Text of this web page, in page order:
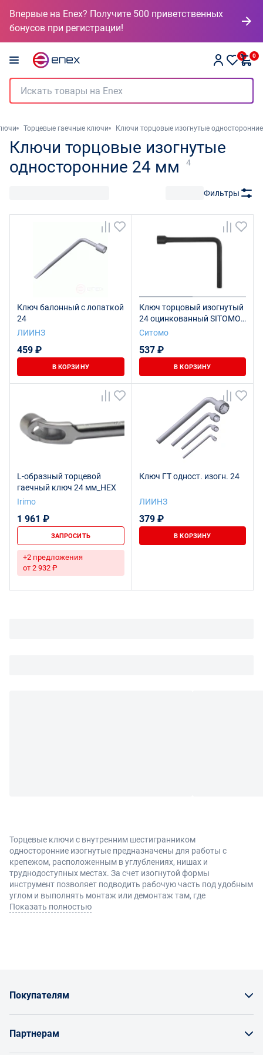
Впервые на Enex? Получите 500 приветственных
бонусов при регистрации!
0 0
Торцевые гаечные ключи Ключи торцовые изогнутые односторонние
Ключи торцовые изогнутые
односторонние 24 мм
4
Фильтры
Ключ балонный с лопаткой
24
ЛИИНЗ
459 ₽
В КОРЗИНУ
Ключ торцовый изогнутый
24 оцинкованный SITOMO
BELARUS
Ситомо
537 ₽
В КОРЗИНУ
L-образный торцевой
гаечный ключ 24 мм_HEX
Irimo
1 961 ₽
ЗАПРОСИТЬ
+2 предложения
от 2 932 ₽
Ключ ГТ одност. изогн. 24
ЛИИНЗ
379 ₽
В КОРЗИНУ
Торцевые ключи с внутренним шестигранником
односторонние изогнутые предназначены для работы с
крепежом, расположенным в углублениях, нишах и
труднодоступных местах. За счет изогнутой формы
инструмент позволяет подводить рабочую часть под удобным
углом и выполнять монтаж или демонтаж там, где
использование стандартного прямого ключа затруднено.
Инструмент имеет односторонний торцевой профиль с
улучшает доступ к крепежу и делает работу более удобной в
ограниченном пространстве.
Основные преимущества:
Показать полностью
Покупателям
Партнерам